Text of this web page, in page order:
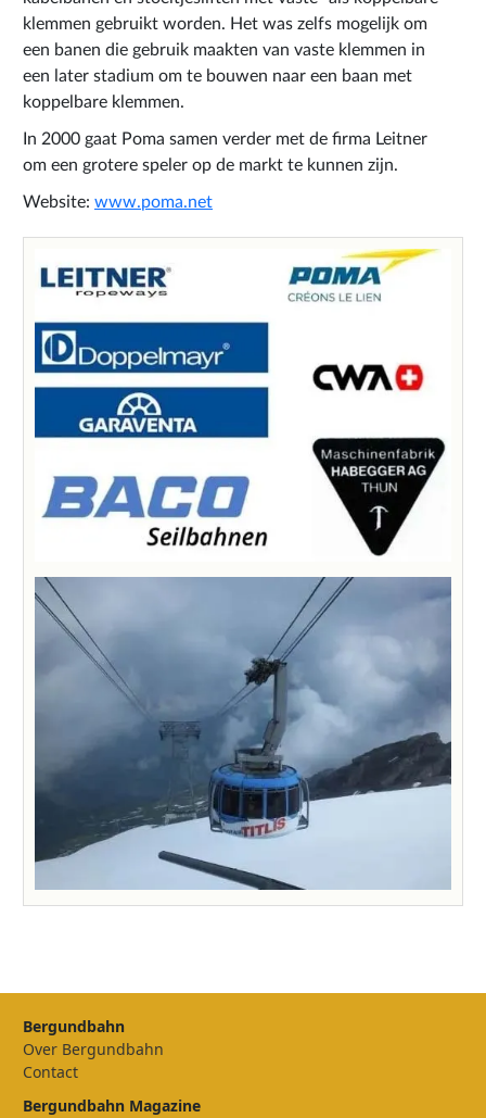
klemmen gebruikt worden. Het was zelfs mogelijk om
een banen die gebruik maakten van vaste klemmen in
een later stadium om te bouwen naar een baan met
koppelbare klemmen.
In 2000 gaat Poma samen verder met de firma Leitner
om een grotere speler op de markt te kunnen zijn.
Website: www.poma.net
Bergundbahn
Over Bergundbahn
Contact
Bergundbahn Magazine